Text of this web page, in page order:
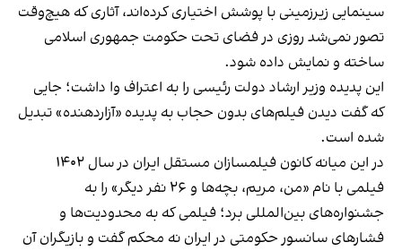
سینمایی زیرزمینی با پوشش اختیاری کرده‌اند، آثاری که هیچ‌وقت
تصور نمی‌شد روزی در فضای تحت حکومت جمهوری اسلامی
ساخته و نمایش داده شود.
این پدیده وزیر ارشاد دولت رئیسی را به اعتراف وا داشت؛ جایی
که گفت دیدن فیلم‌های بدون حجاب به پدیده «آزاردهنده» تبدیل
شده است.
در این میانه کانون فیلمسازان مستقل ایران در سال ۱۴۰۲
فیلمی با نام «من، مریم، بچه‌ها و ۲۶ نفر دیگر» را به
جشنواره‌های بین‌المللی برد؛ فیلمی که به محدودیت‌ها و
فشارهای سانسور حکومتی در ایران نه محکم گفت و بازیگران آن